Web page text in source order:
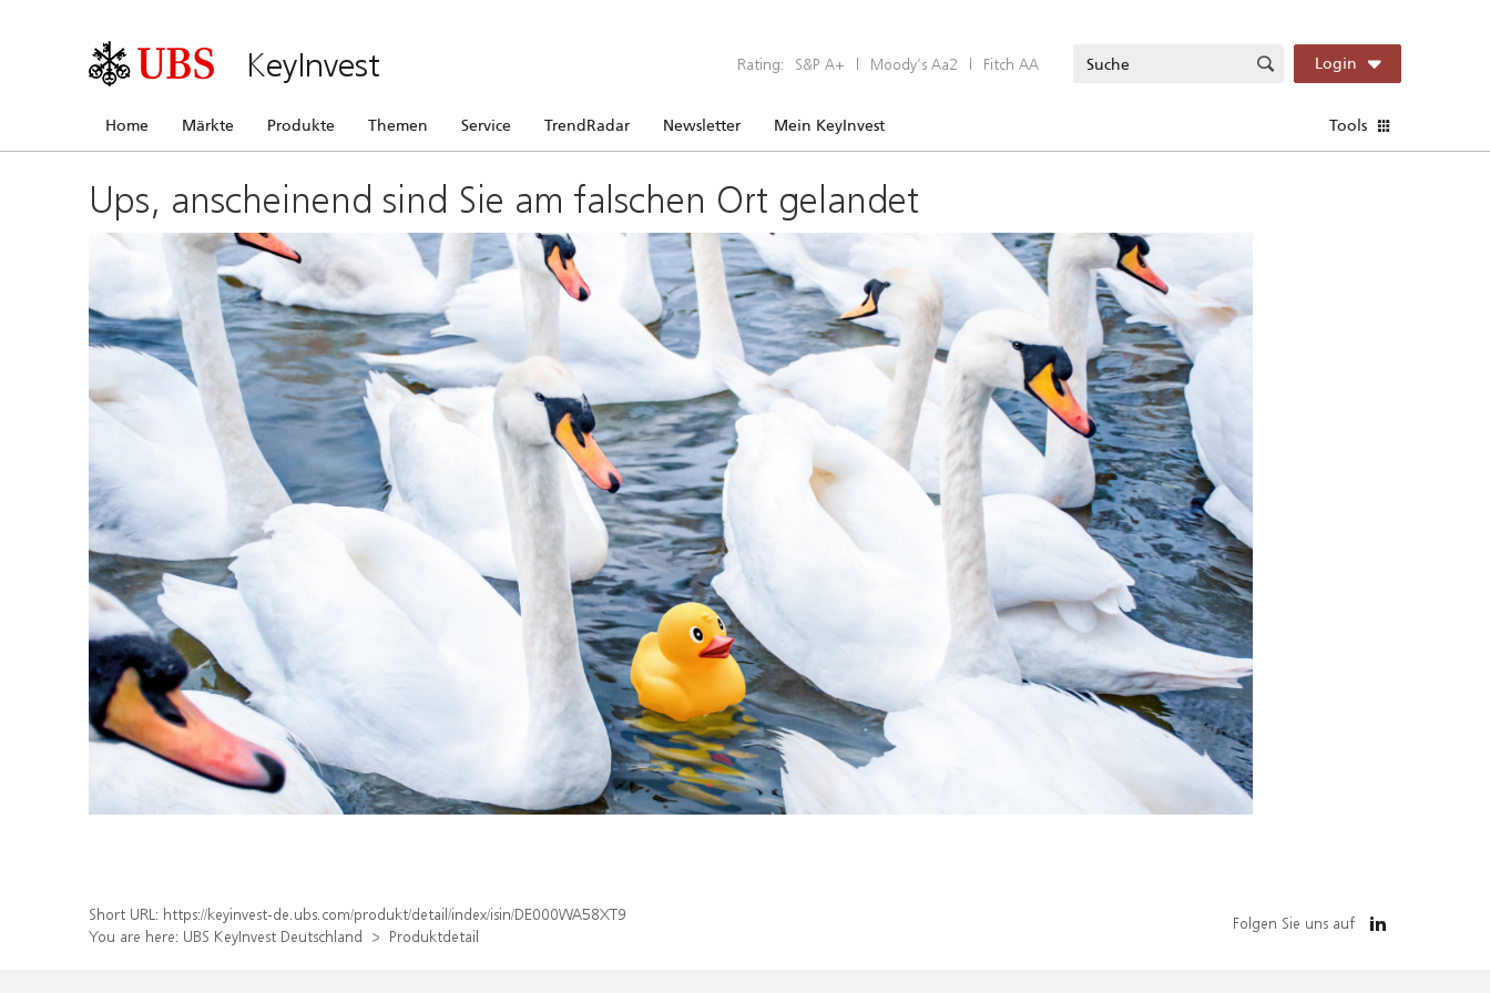
KeyInvest Rating: S&P A+ | Moody’s Aa2 | Fitch AA Login
Home Märkte Produkte Themen Service TrendRadar Newsletter Mein KeyInvest Tools
Ups, anscheinend sind Sie am falschen Ort gelandet
Short URL: https://keyinvest-de.ubs.com/produkt/detail/index/isin/DE000WA58XT9
You are here: UBS KeyInvest Deutschland Produktdetail
Folgen Sie uns auf